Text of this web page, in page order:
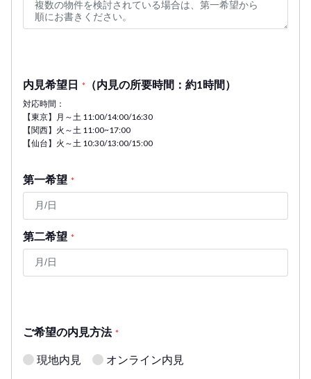
内見希望日 * （内見の所要時間：約1時間）
対応時間：
【東京】月～土 11:00/14:00/16:30
【関西】火～土 11:00~17:00
【仙台】火～土 10:30/13:00/15:00
第一希望 *
第二希望 *
ご希望の内見方法 *
現地内見 オンライン内見